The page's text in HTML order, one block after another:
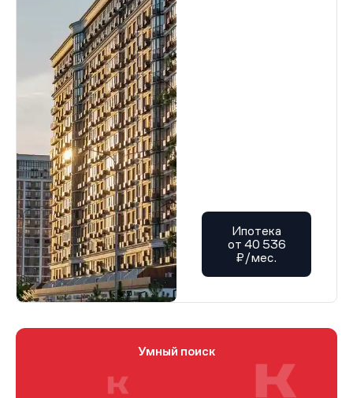
Ипотека
от 40 536
₽/мес.
Умный поиск